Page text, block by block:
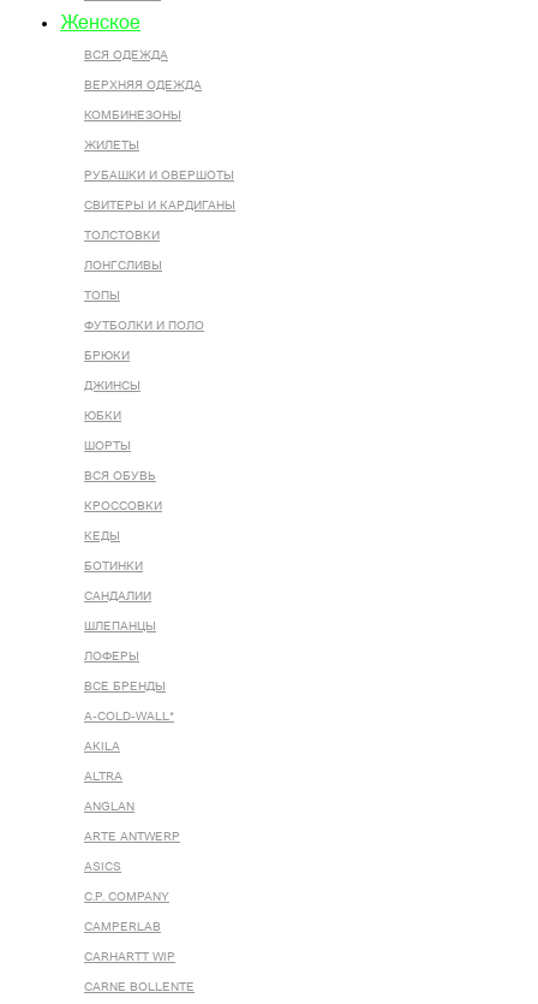
Женское
ВСЯ ОДЕЖДА
ВЕРХНЯЯ ОДЕЖДА
КОМБИНЕЗОНЫ
ЖИЛЕТЫ
РУБАШКИ И ОВЕРШОТЫ
СВИТЕРЫ И КАРДИГАНЫ
ТОЛСТОВКИ
ЛОНГСЛИВЫ
ТОПЫ
ФУТБОЛКИ И ПОЛО
БРЮКИ
ДЖИНСЫ
ЮБКИ
ШОРТЫ
ВСЯ ОБУВЬ
КРОССОВКИ
КЕДЫ
БОТИНКИ
САНДАЛИИ
ШЛЕПАНЦЫ
ЛОФЕРЫ
ВСЕ БРЕНДЫ
A-COLD-WALL*
AKILA
ALTRA
ANGLAN
ARTE ANTWERP
ASICS
C.P. COMPANY
CAMPERLAB
CARHARTT WIP
CARNE BOLLENTE